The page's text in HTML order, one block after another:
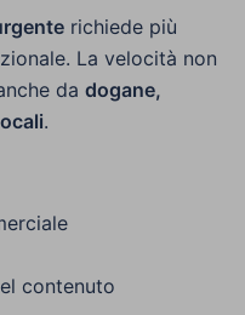
richiede più
La velocità non
da dogane,
.
contenuto